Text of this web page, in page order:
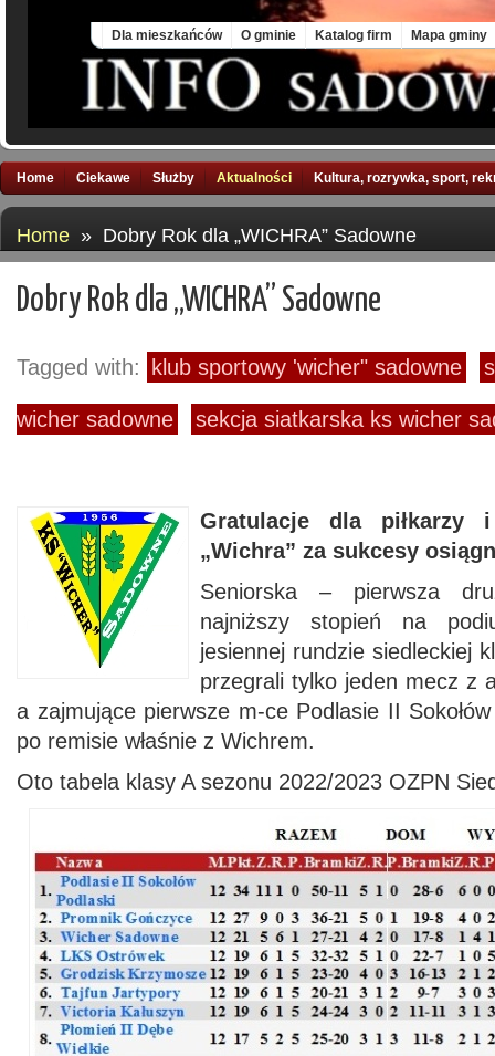
Dla mieszkańców O gminie Katalog firm Mapa gminy
Home Ciekawe Służby Aktualności Kultura, rozrywka, sport,
Home » Dobry Rok dla „WICHRA” Sadowne
Dobry Rok dla „WICHRA” Sadowne
Tagged with: klub sportowy 'wicher" sadowne
wicher sadowne sekcja siatkarska ks wicher
Gratulacje dla piłkarzy
„Wichra” za sukcesy
Seniorska – pierwsza
najniższy stopień na
jesiennej rundzie siedleckiej
przegrali tylko jeden mecz z
a zajmujące pierwsze m-ce Podlasie II
po remisie właśnie z Wichrem.
Oto tabela klasy A sezonu 2022/2023 OZPN